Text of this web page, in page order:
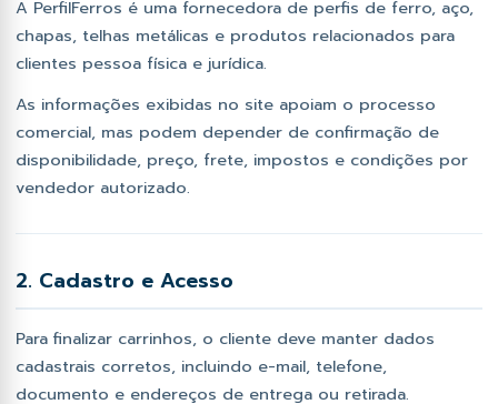
A PerfilFerros é uma fornecedora de perfis de ferro, aço,
chapas, telhas metálicas e produtos relacionados para
clientes pessoa física e jurídica.
As informações exibidas no site apoiam o processo
comercial, mas podem depender de confirmação de
disponibilidade, preço, frete, impostos e condições por
vendedor autorizado.
2. Cadastro e Acesso
Para finalizar carrinhos, o cliente deve manter dados
cadastrais corretos, incluindo e-mail, telefone,
documento e endereços de entrega ou retirada.